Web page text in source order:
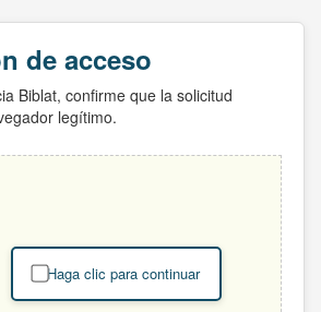
de acceso
Biblat, confirme que la solicitud
legítimo.
Haga clic para continuar